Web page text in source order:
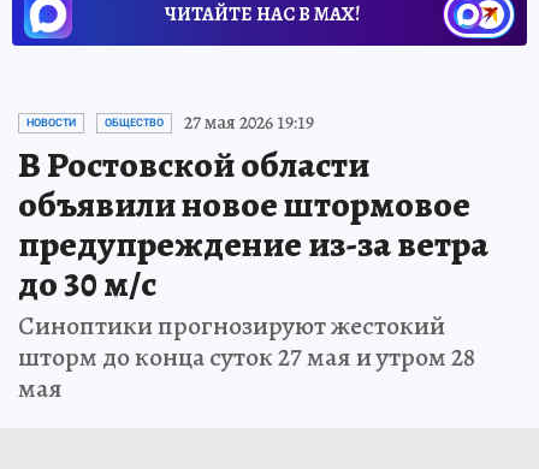
ЧИТАЙТЕ НАС В МАХ!
НОВОСТИ ОБЩЕСТВО 27 мая 2026 19:19
В Ростовской области
объявили новое штормовое
предупреждение из-за ветра
до 30 м/с
Синоптики прогнозируют жестокий
шторм до конца суток 27 мая и утром 28
мая